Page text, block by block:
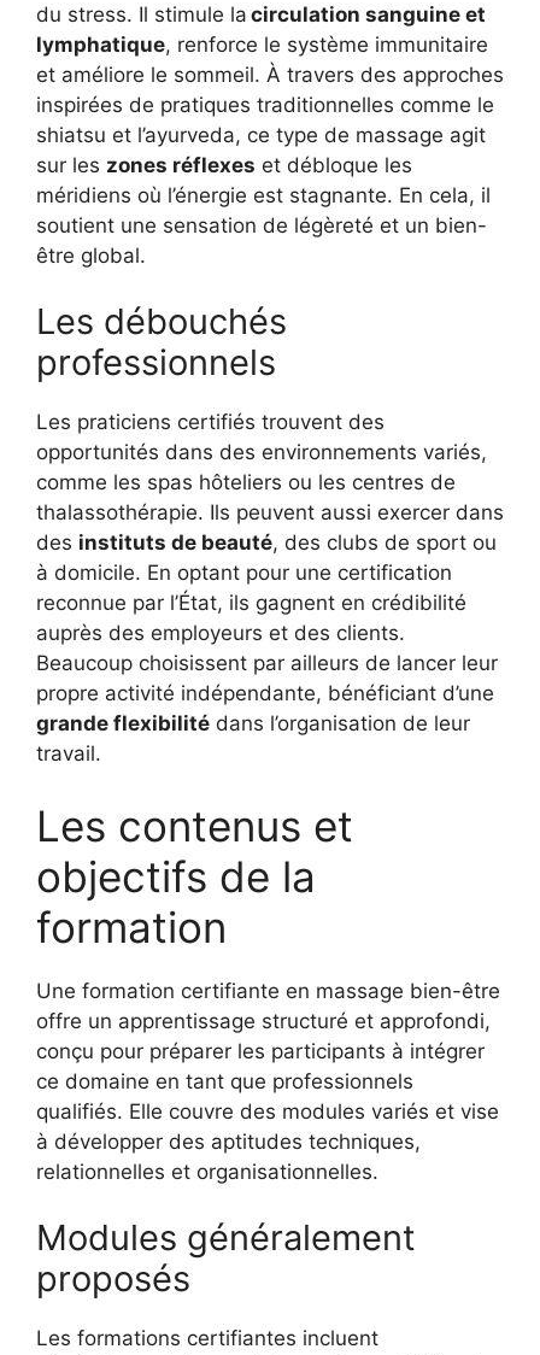
du stress. Il stimule la circulation sanguine et
lymphatique, renforce le système immunitaire
et améliore le sommeil. À travers des approches
inspirées de pratiques traditionnelles comme le
shiatsu et l’ayurveda, ce type de massage agit
sur les zones réflexes et débloque les
méridiens où l’énergie est stagnante. En cela, il
soutient une sensation de légèreté et un bien-
être global.
Les débouchés
professionnels
Les praticiens certifiés trouvent des
opportunités dans des environnements variés,
comme les spas hôteliers ou les centres de
thalassothérapie. Ils peuvent aussi exercer dans
des instituts de beauté, des clubs de sport ou
à domicile. En optant pour une certification
reconnue par l’État, ils gagnent en crédibilité
auprès des employeurs et des clients.
Beaucoup choisissent par ailleurs de lancer leur
propre activité indépendante, bénéficiant d’une
grande flexibilité dans l’organisation de leur
travail.
Les contenus et
objectifs de la
formation
Une formation certifiante en massage bien-être
offre un apprentissage structuré et approfondi,
conçu pour préparer les participants à intégrer
ce domaine en tant que professionnels
qualifiés. Elle couvre des modules variés et vise
à développer des aptitudes techniques,
relationnelles et organisationnelles.
Modules généralement
proposés
Les formations certifiantes incluent